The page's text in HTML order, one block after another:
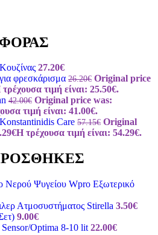
27.20€
φρεσκάρισμα 26.20€ Original price
τιμή είναι: 25.50€.
42.00€ Original price was:
τιμή είναι: 41.00€.
Care 57.15€ Original
€Η τρέχουσα τιμή είναι: 54.29€.
Νερού Ψυγείου Wpro Εξωτερικό
Ατμοσυστήματος Stirella 3.50€
9.00€
Optima 8-10 lit 22.00€